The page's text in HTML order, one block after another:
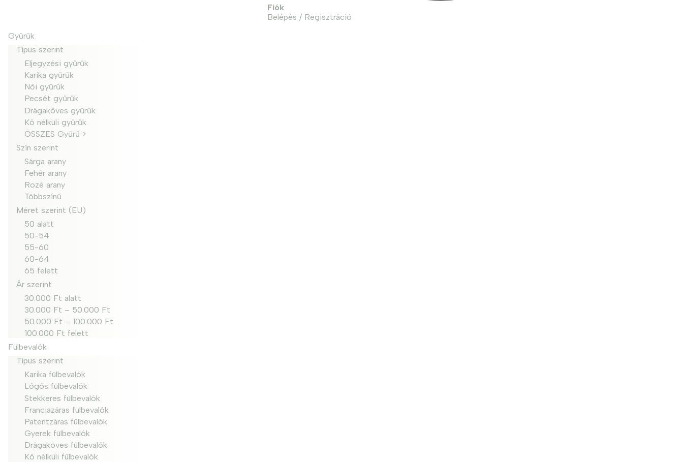
Fiók
Belépés / Regisztráció
Gyűrűk
Típus szerint
Eljegyzési gyűrűk
Karika gyűrűk
Női gyűrűk
Pecsét gyűrűk
Drágaköves gyűrűk
Kő nélküli gyűrűk
ÖSSZES Gyűrű >
Szín szerint
Sárga arany
Fehér arany
Rozé arany
Többszínű
Méret szerint (EU)
50 alatt
50-54
55-60
60-64
65 felett
Ár szerint
30.000 Ft alatt
30.000 Ft – 50.000 Ft
50.000 Ft – 100.000 Ft
100.000 Ft felett
Fülbevalók
Típus szerint
Karika fülbevalók
Lógós fülbevalók
Stekkeres fülbevalók
Franciazáras fülbevalók
Patentzáras fülbevalók
Gyerek fülbevalók
Drágaköves fülbevalók
Kő nélküli fülbevalók